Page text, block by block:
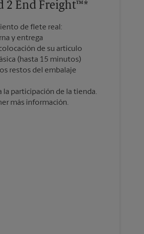
2 End Freight™*
de flete real:
y entrega
de su artículo
(hasta 15 minutos)
la participación de la tienda.
más información.